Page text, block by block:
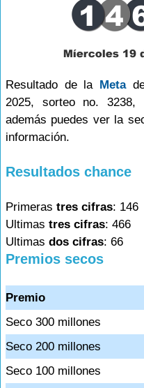
Resultado de la Meta
2025, sorteo no.
además puedes ver la
información.
Resultados chance
Primeras tres cifras: 146
Ultimas tres cifras: 466
Ultimas dos cifras: 66
Premios secos
Premio
Seco 300 millones
Seco 200 millones
Seco 100 millones